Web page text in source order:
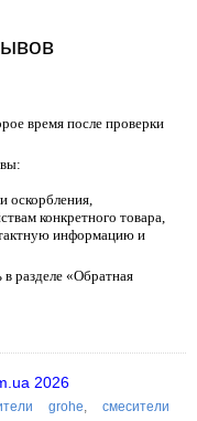
время после проверки
оскорбления,
конкретного товара,
информацию и
разделе «Обратная
2026
grohe,смесители